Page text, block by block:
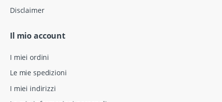
Disclaimer
Il mio account
I miei ordini
Le mie spedizioni
I miei indirizzi